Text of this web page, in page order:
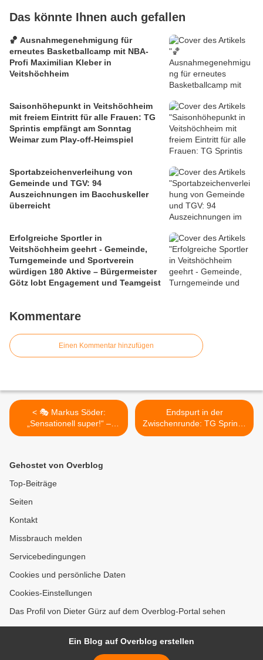
Das könnte Ihnen auch gefallen
🏀 Ausnahmegenehmigung für
erneutes Basketballcamp mit NBA-
Profi Maximilian Kleber in
Veitshöchheim
Saisonhöhepunkt in Veitshöchheim
mit freiem Eintritt für alle Frauen: TG
Sprintis empfängt am Sonntag
Weimar zum Play-off-Heimspiel
Sportabzeichenverleihung von
Gemeinde und TGV: 94
Auszeichnungen im Bacchuskeller
überreicht
Erfolgreiche Sportler in
Veitshöchheim geehrt - Gemeinde,
Turngemeinde und Sportverein
würdigen 180 Aktive – Bürgermeister
Götz lobt Engagement und Teamgeist
Kommentare
Einen Kommentar hinzufügen
< 🎭 Markus Söder:
„Sensationell super!“ –
Veitshöchheim verzauberte
Endspurt in der
Zwischenrunde: TG Sprintis
Veitshöchheim laden am
Gehostet von Overblog
Top-Beiträge
Seiten
Kontakt
Missbrauch melden
Servicebedingungen
Cookies und persönliche Daten
Cookies-Einstellungen
Das Profil von Dieter Gürz auf dem Overblog-Portal sehen
Ein Blog auf Overblog erstellen